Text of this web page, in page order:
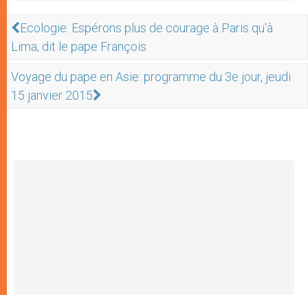
Ecologie: Espérons plus de courage à Paris qu'à
Lima, dit le pape François
Voyage du pape en Asie: programme du 3e jour, jeudi
15 janvier 2015